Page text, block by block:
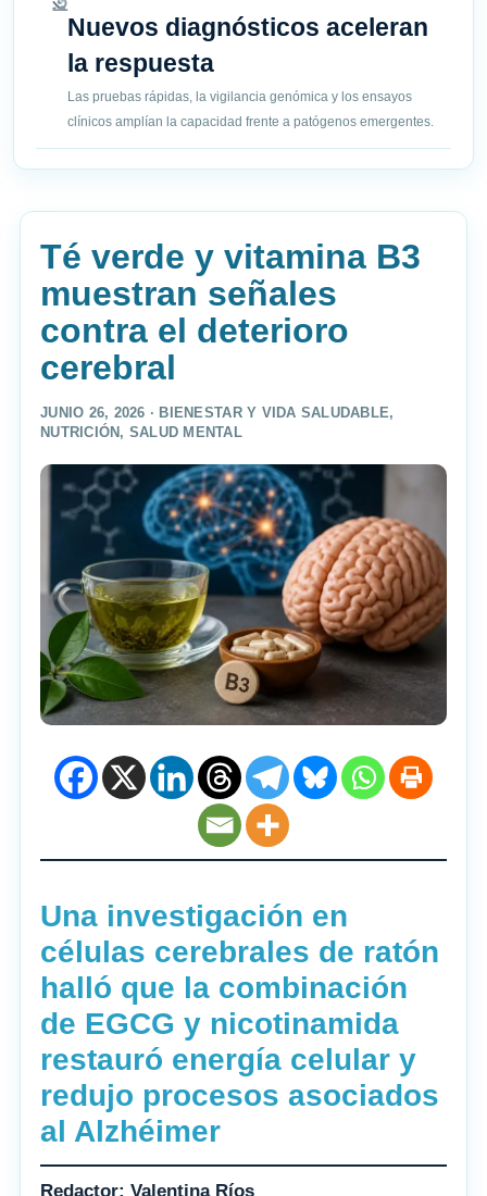
Nuevos diagnósticos aceleran
la respuesta
Las pruebas rápidas, la vigilancia genómica y los ensayos
clínicos amplían la capacidad frente a patógenos emergentes.
Té verde y vitamina B3
muestran señales
contra el deterioro
cerebral
JUNIO 26, 2026 · BIENESTAR Y VIDA SALUDABLE,
NUTRICIÓN , SALUD MENTAL
Una investigación en
células cerebrales de ratón
halló que la combinación
de EGCG y nicotinamida
restauró energía celular y
redujo procesos asociados
al Alzhéimer
Redactor: Valentina Ríos